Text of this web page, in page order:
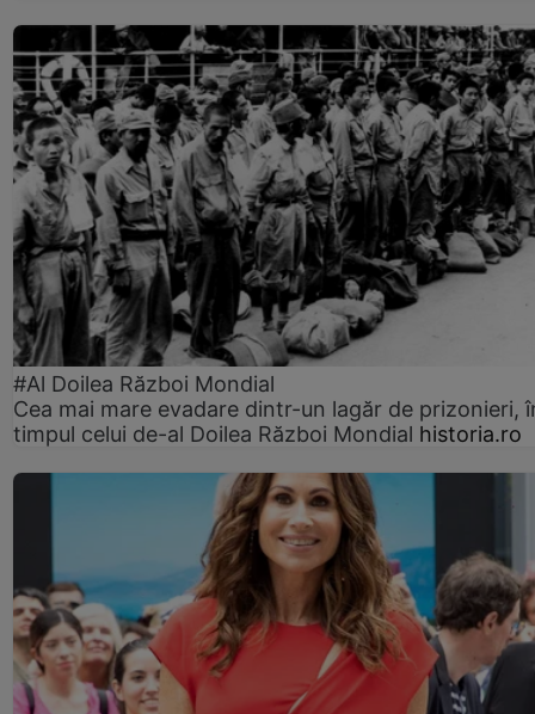
#Al Doilea Război Mondial
Cea mai mare evadare dintr-un lagăr de prizonieri,
timpul celui de-al Doilea Război Mondial historia.ro